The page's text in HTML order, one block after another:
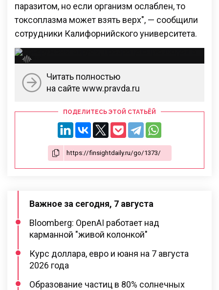
паразитом, но если организм ослаблен, то
токсоплазма может взять верх", — сообщили
сотрудники Калифорнийского университета.
Читать полностью
на сайте www.pravda.ru
ПОДЕЛИТЕСЬ ЭТОЙ СТАТЬЁЙ
Важное за сегодня, 7 августа
Bloomberg: OpenAI работает над
карманной "живой колонкой"
Курс доллара, евро и юаня на 7 августа
2026 года
Образование частиц в 80% солнечных